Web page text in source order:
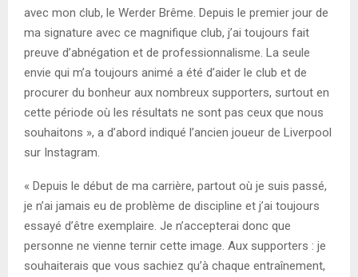
avec mon club, le Werder Brême. Depuis le premier jour de
ma signature avec ce magnifique club, j’ai toujours fait
preuve d’abnégation et de professionnalisme. La seule
envie qui m’a toujours animé a été d’aider le club et de
procurer du bonheur aux nombreux supporters, surtout en
cette période où les résultats ne sont pas ceux que nous
souhaitons », a d’abord indiqué l’ancien joueur de Liverpool
sur Instagram.
« Depuis le début de ma carrière, partout où je suis passé,
je n’ai jamais eu de problème de discipline et j’ai toujours
essayé d’être exemplaire. Je n’accepterai donc que
personne ne vienne ternir cette image. Aux supporters : je
souhaiterais que vous sachiez qu’à chaque entraînement,